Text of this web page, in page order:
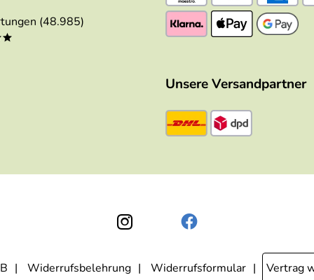
(48.985)
Unsere Versandpartner
Widerrufsbelehrung Widerrufsformular Vertrag